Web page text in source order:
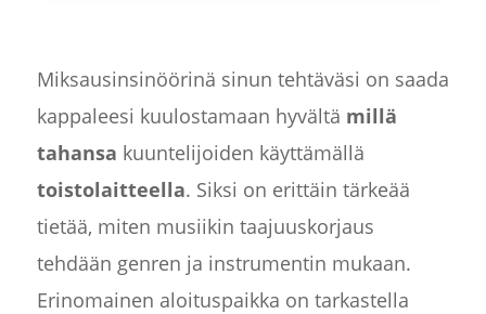
Miksausinsinöörinä sinun tehtäväsi on saada
kappaleesi kuulostamaan hyvältä millä
tahansa kuuntelijoiden käyttämällä
toistolaitteella. Siksi on erittäin tärkeää
tietää, miten musiikin taajuuskorjaus
tehdään genren ja instrumentin mukaan.
Erinomainen aloituspaikka on tarkastella